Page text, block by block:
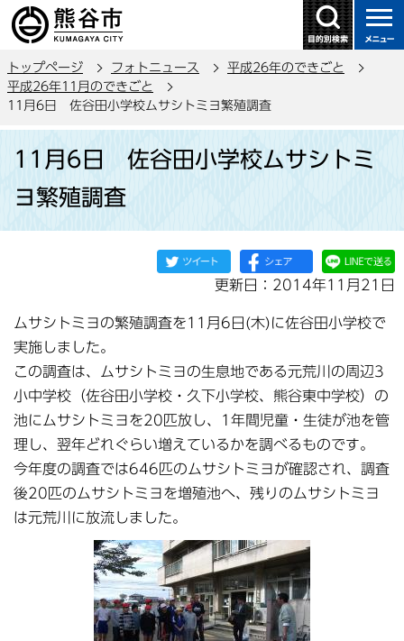
の
ー
ジ
トップページ フォトニュース
平成26年のできごと
平成26年11月のできごと
11月6日 佐谷田小学校ムサシトミヨ繁殖調査
か
11月6日 佐谷田小学校ムサシトミ
ヨ繁殖調査
更新日：2014年11月21日
ムサシトミヨの繁殖調査を11月6日(木)に佐谷田小学校で
実施しました。
この調査は、ムサシトミヨの生息地である元荒川の周辺3
小中学校（佐谷田小学校・久下小学校、熊谷東中学校）の
池にムサシトミヨを20匹放し、1年間児童・生徒が池を管
理し、翌年どれぐらい増えているかを調べるものです。
今年度の調査では646匹のムサシトミヨが確認され、調査
後20匹のムサシトミヨを増殖池へ、残りのムサシトミヨ
は元荒川に放流しました。